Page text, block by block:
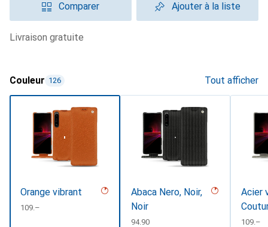
Comparer Ajouter à la liste
livraison gratuite
Couleur 126 Tout afficher
Orange vibrant
CHF
109.–
Abaca Nero, Noir,
Noir
CHF
94.90
Acier
CHF
109.–